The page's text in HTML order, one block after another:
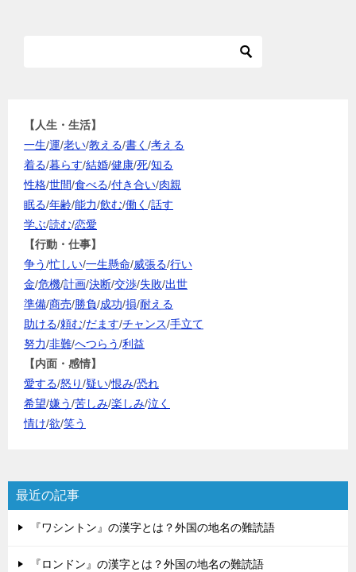
【人生・生活】
一生/運/老い/教える/書く /考える
着る/暮らす/結婚/健康/死/知る
性格/世間/食べる/付き合い/肉親
眠る/年齢/能力/飲む/働く /話す
学ぶ/読む/恋愛
【行動・仕事】
争う/忙しい/一生懸命/威張る/行い
金/危機/計画/決断/交渉/失敗/出世
準備/商売/勝負/成功/損/耐える
助ける/頼む/だます/チャンス/手立て
努力/非難/へつらう/利益
【内面・感情】
愛する/怒り/疑い/恨み/恐れ
希望/嫌う/苦しみ/楽しみ/泣く
情け/欲/笑う
最近の記事
『ワシントン』の漢字とは？外国の地名の難読語
『ロンドン』の漢字とは？外国の地名の難読語